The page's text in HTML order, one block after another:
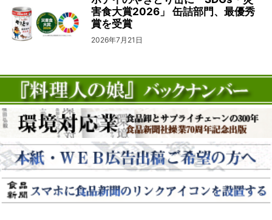
害食大賞2026」 缶詰部門、最優秀
賞を受賞
2026年7月21日